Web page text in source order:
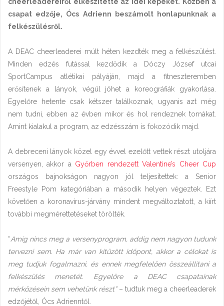
csapat edzője, Ócs Adrienn beszámolt honlapunknak a
felkészülésről.
A DEAC cheerleaderei múlt héten kezdték meg a felkészülést.
Minden edzés futással kezdődik a Dóczy József utcai
SportCampus atlétikai pályáján, majd a fitneszteremben
erősítenek a lányok, végül jöhet a koreográfiák gyakorlása.
Egyelőre hetente csak kétszer találkoznak, ugyanis azt még
nem tudni, ebben az évben mikor és hol rendeznek tornákat.
Amint kialakul a program, az edzésszám is fokozódik majd.
A debreceni lányok közel egy évvel ezelőtt vettek részt utoljára
versenyen, akkor a Győrben rendezett Valentine’s Cheer Cup
országos bajnokságon nagyon jól teljesítettek: a Senior
Freestyle Pom kategóriában a második helyen végeztek. Ezt
követően a koronavírus-járvány mindent megváltoztatott, a kiírt
további megmérettetéseket törölték.
“Amíg nincs meg a versenyprogram, addig nem nagyon tudunk
tervezni sem. Ha már van kitűzött időpont, akkor a célokat is
meg tudjuk fogalmazni, és ennek megfelelően összeállítani a
felkészülés menetét. Egyelőre a DEAC csapatainak
mérkőzésein sem vehetünk részt”– tudtuk meg a cheerleaderek
edzőjétől, Ócs Adrienntől.